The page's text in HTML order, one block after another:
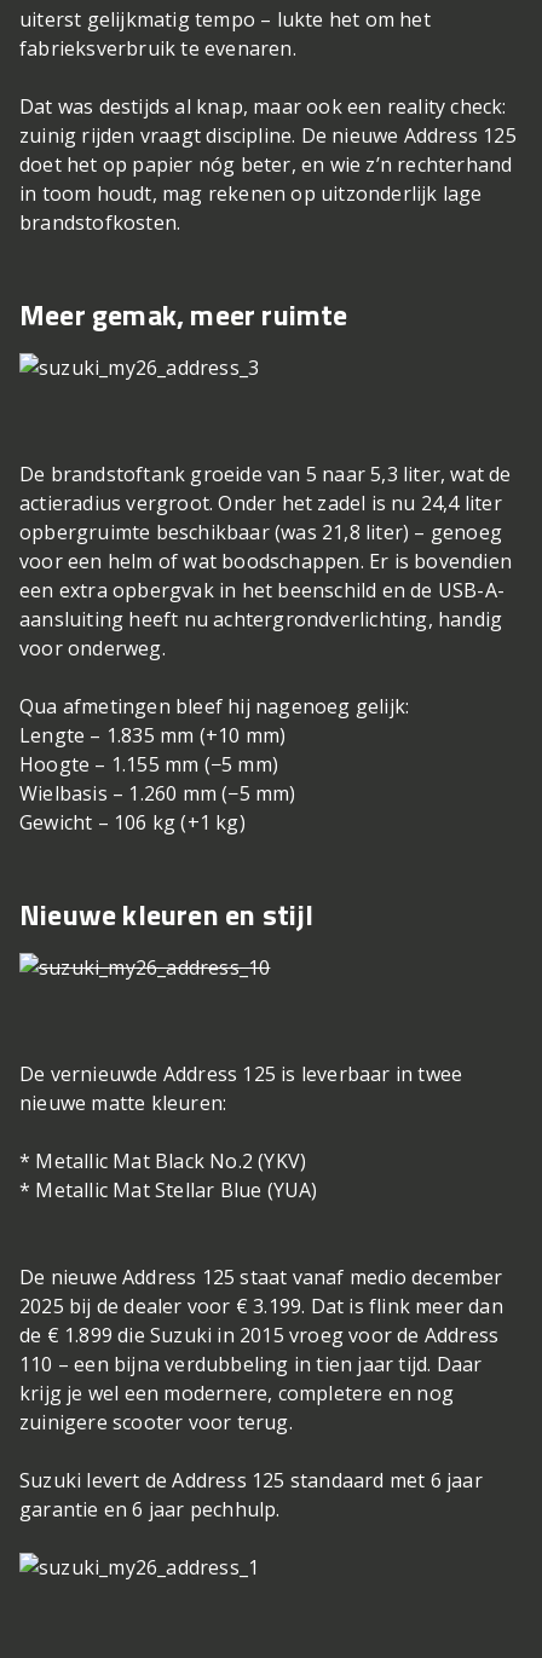
uiterst gelijkmatig tempo – lukte het om het
fabrieksverbruik te evenaren.
Dat was destijds al knap, maar ook een reality check:
zuinig rijden vraagt discipline. De nieuwe Address 125
doet het op papier nóg beter, en wie z’n rechterhand
in toom houdt, mag rekenen op uitzonderlijk lage
brandstofkosten.
Meer gemak, meer ruimte
De brandstoftank groeide van 5 naar 5,3 liter, wat de
actieradius vergroot. Onder het zadel is nu 24,4 liter
opbergruimte beschikbaar (was 21,8 liter) – genoeg
voor een helm of wat boodschappen. Er is bovendien
een extra opbergvak in het beenschild en de USB-A-
aansluiting heeft nu achtergrondverlichting, handig
voor onderweg.
Qua afmetingen bleef hij nagenoeg gelijk:
Lengte – 1.835 mm (+10 mm)
Hoogte – 1.155 mm (−5 mm)
Wielbasis – 1.260 mm (−5 mm)
Gewicht – 106 kg (+1 kg)
Nieuwe kleuren en stijl
De vernieuwde Address 125 is leverbaar in twee
nieuwe matte kleuren:
* Metallic Mat Black No.2 (YKV)
* Metallic Mat Stellar Blue (YUA)
De nieuwe Address 125 staat vanaf medio december
2025 bij de dealer voor € 3.199. Dat is flink meer dan
de € 1.899 die Suzuki in 2015 vroeg voor de Address
110 – een bijna verdubbeling in tien jaar tijd. Daar
krijg je wel een modernere, completere en nog
zuinigere scooter voor terug.
Suzuki levert de Address 125 standaard met 6 jaar
garantie en 6 jaar pechhulp.